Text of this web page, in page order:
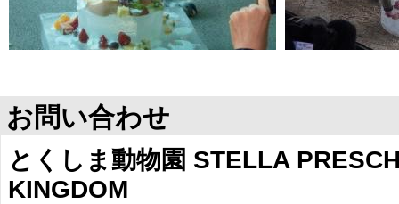
お問い合わせ
とくしま動物園 STELLA
KINGDOM